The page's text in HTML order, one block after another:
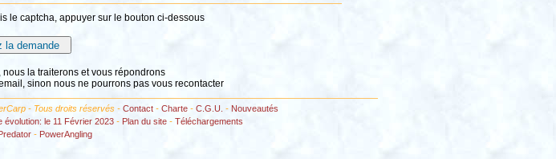
le captcha, appuyer sur le bouton ci-dessous
la traiterons et vous répondrons
sinon nous ne pourrons pas vous recontacter
- Tous droits réservés - Contact- Charte- C.G.U. - Nouveautés
évolution: le 11 Février 2023 - Plan du site - Téléchargements
- PowerAngling